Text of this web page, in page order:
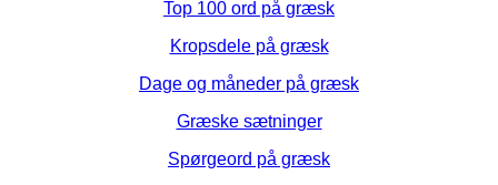
Top 100 ord på græsk
Kropsdele på græsk
Dage og måneder på græsk
Græske sætninger
Spørgeord på græsk